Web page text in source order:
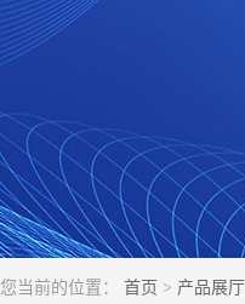
您当前的位置： 首页 > 产品展厅